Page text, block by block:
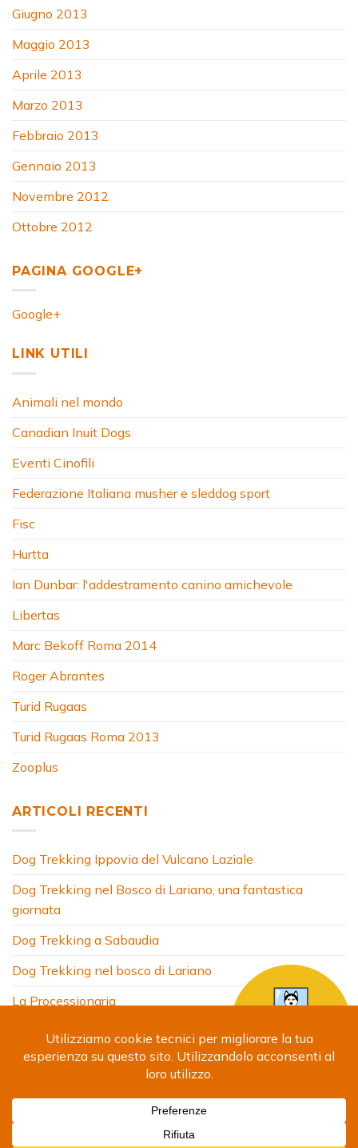
Giugno 2013
Maggio 2013
Aprile 2013
Marzo 2013
Febbraio 2013
Gennaio 2013
Novembre 2012
Ottobre 2012
PAGINA GOOGLE+
Google+
LINK UTILI
Animali nel mondo
Canadian Inuit Dogs
Eventi Cinofili
Federazione Italiana musher e sleddog sport
Fisc
Hurtta
Ian Dunbar: l'addestramento canino amichevole
Libertas
Marc Bekoff Roma 2014
Roger Abrantes
Turid Rugaas
Turid Rugaas Roma 2013
Zooplus
ARTICOLI RECENTI
Dog Trekking Ippovia del Vulcano Laziale
Dog Trekking nel Bosco di Lariano, una fantastica
giornata
Dog Trekking a Sabaudia
Dog Trekking nel bosco di Lariano
La Processionaria
COSA FACCIO
SITI AMICI
CONTATTI
Copyright 2024 © Debora Segna. Designed by